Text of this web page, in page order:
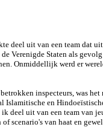
deel uit van een team dat
Verenigde Staten als
Onmiddellijk werd er
inspecteurs, was
en
ik deel uit van een team
scenario's van haat en